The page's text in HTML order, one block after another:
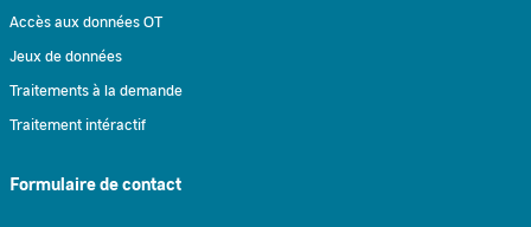
Accès aux données OT
Jeux de données
Traitements à la demande
Traitement intéractif
Formulaire de contact